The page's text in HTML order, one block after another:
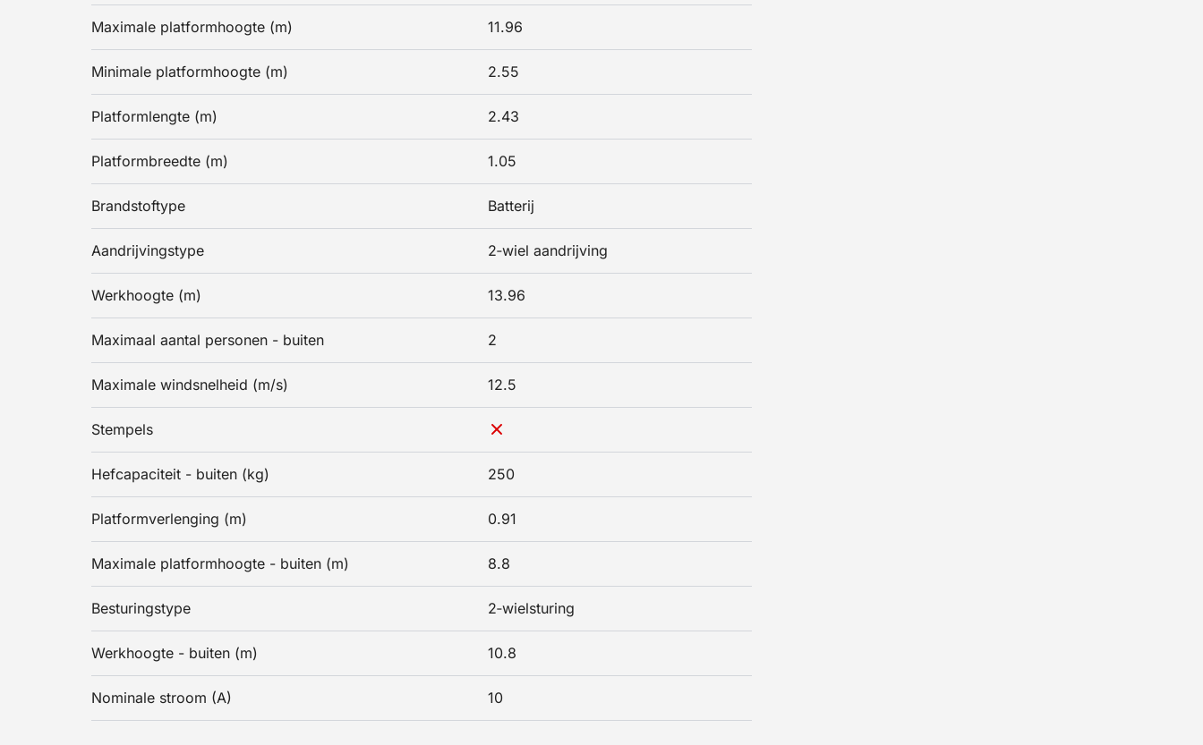
Maximale platformhoogte (m) 11.96
Minimale platformhoogte (m) 2.55
Platformlengte (m) 2.43
Platformbreedte (m) 1.05
Brandstoftype Batterij
Aandrijvingstype 2‑wiel aandrijving
Werkhoogte (m) 13.96
Maximaal aantal personen - buiten 2
Maximale windsnelheid (m/s) 12.5
Stempels
Hefcapaciteit - buiten (kg) 250
Platformverlenging (m) 0.91
Maximale platformhoogte - buiten (m) 8.8
Besturingstype 2‑wielsturing
Werkhoogte - buiten (m) 10.8
Nominale stroom (A) 10